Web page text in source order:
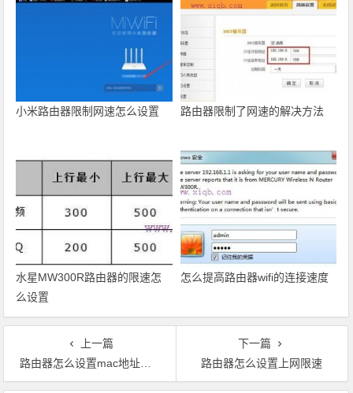
小米路由器限制网速怎么设置 路由器限制了网速的解决方法
水星MW300R路由器的限速怎
么设置
怎么提高路由器wifi的连接速度
上一篇
路由器怎么设置mac地址限速
下一篇
路由器怎么设置上网限速